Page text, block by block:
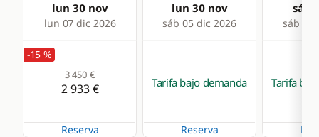
lun 30 nov
lun 07 dic 2026
lun 30 nov
sáb 05 dic 2026
sáb
sáb 12
-15 %
3 450 €
2 933 €
Reserva
Tarifa bajo demanda
Reserva
Tarifa